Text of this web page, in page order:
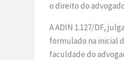
o direito do
A ADIN 1.127/DF,
formulado na inicial
faculdade do